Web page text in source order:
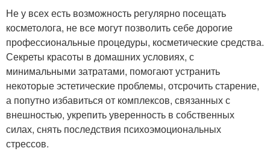
Не у всех есть возможность регулярно посещать
косметолога, не все могут позволить себе дорогие
профессиональные процедуры, косметические средства.
Секреты красоты в домашних условиях, с
минимальными затратами, помогают устранить
некоторые эстетические проблемы, отсрочить старение,
а попутно избавиться от комплексов, связанных с
внешностью, укрепить уверенность в собственных
силах, снять последствия психоэмоциональных
стрессов.